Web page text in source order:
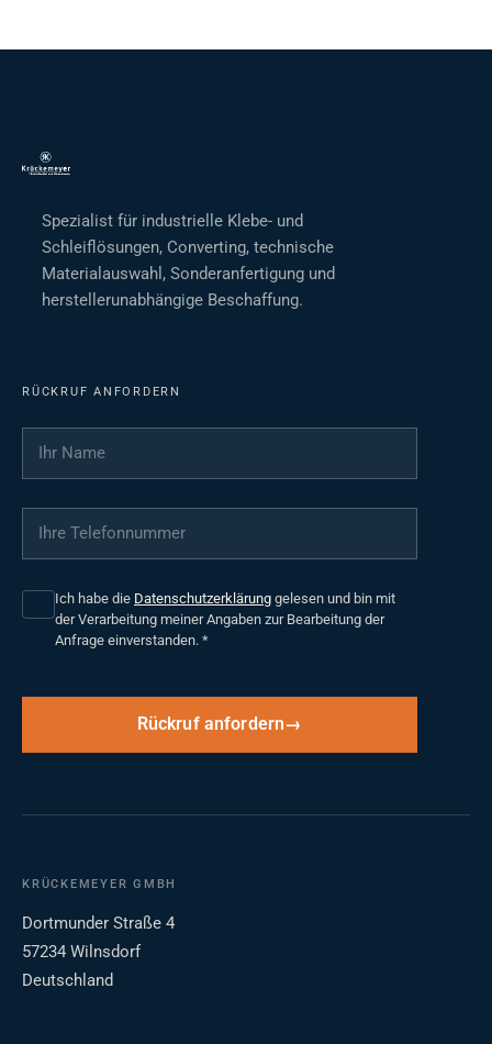
Spezialist für industrielle Klebe- und
Schleiflösungen, Converting, technische
Materialauswahl, Sonderanfertigung und
herstellerunabhängige Beschaffung.
RÜCKRUF ANFORDERN
Ihr Name
Ihre Telefonnummer
Ich habe die Datenschutzerklärung gelesen und bin mit
der Verarbeitung meiner Angaben zur Bearbeitung der
Anfrage einverstanden. *
Rückruf anfordern
KRÜCKEMEYER GMBH
Dortmunder Straße 4
57234 Wilnsdorf
Deutschland